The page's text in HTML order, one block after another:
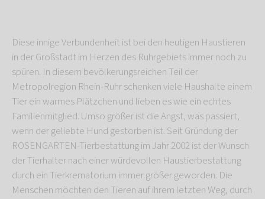
Diese innige Verbundenheit ist bei den heutigen Haustieren
in der Großstadt im Herzen des Ruhrgebiets immer noch zu
spüren. In diesem bevölkerungsreichen Teil der
Metropolregion Rhein-Ruhr schenken viele Haushalte einem
Tier ein warmes Plätzchen und lieben es wie ein echtes
Familienmitglied. Umso größer ist die Angst, was passiert,
wenn der geliebte Hund gestorben ist. Seit Gründung der
ROSENGARTEN-Tierbestattung im Jahr 2002 ist der Wunsch
der Tierhalter nach einer würdevollen Haustierbestattung
durch ein Tierkrematorium immer größer geworden. Die
Menschen möchten den Tieren auf ihrem letzten Weg, durch